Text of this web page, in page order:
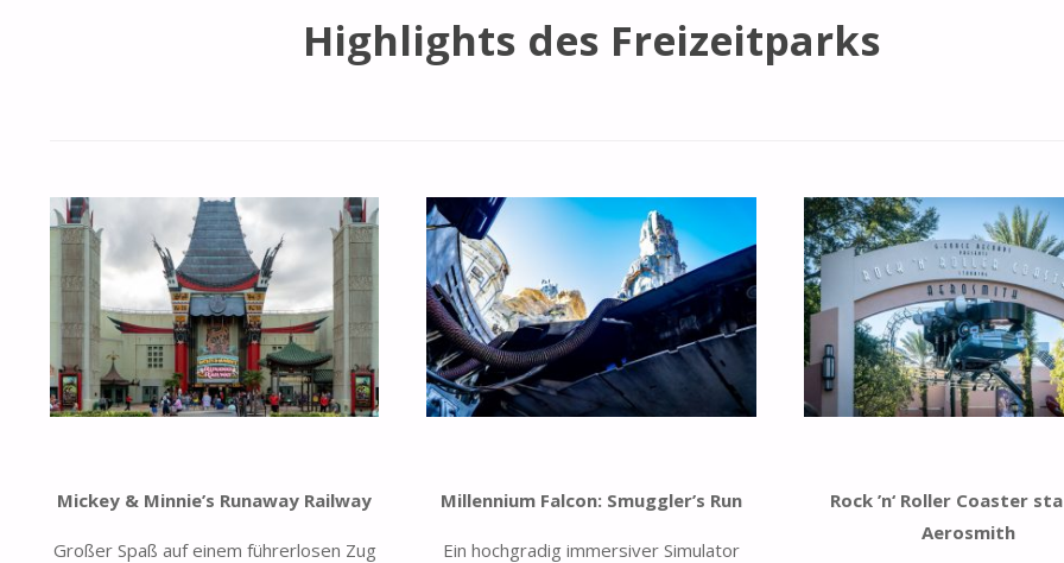
Highlights des Freizeitparks
Mickey & Minnie’s Runaway Railway
Großer Spaß auf einem führerlosen Zug
Millennium Falcon: Smuggler’s Run
Ein hochgradig immersiver Simulator
Rock ’n‘ Roller Coaster
Aerosmith